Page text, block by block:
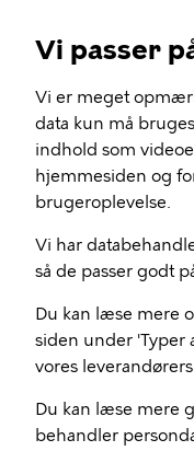
Vi passer
Vi er meget
data kun må
indhold som
hjemmesiden og
brugeroplevelse.
Vi har
så de passer godt
Du kan læse mere
siden under 'Typer
vores
Du kan læse mere
behandler